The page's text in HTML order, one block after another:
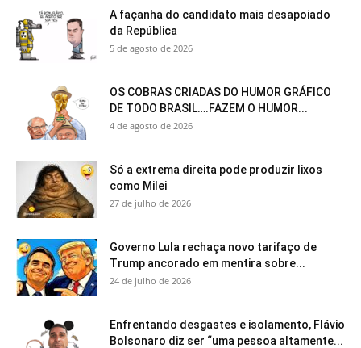
A façanha do candidato mais desapoiado
da República
5 de agosto de 2026
OS COBRAS CRIADAS DO HUMOR GRÁFICO
DE TODO BRASIL….FAZEM O HUMOR...
4 de agosto de 2026
Só a extrema direita pode produzir lixos
como Milei
27 de julho de 2026
Governo Lula rechaça novo tarifaço de
Trump ancorado em mentira sobre...
24 de julho de 2026
Enfrentando desgastes e isolamento, Flávio
Bolsonaro diz ser “uma pessoa altamente...